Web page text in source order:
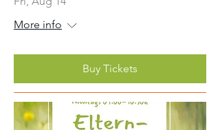
More info
Buy Tickets